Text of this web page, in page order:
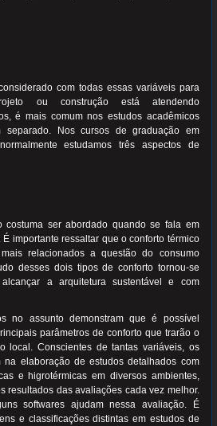
com todas essas variáveis para
ou construção está atendendo
é mais comum nos estudos acadêmicos
Nos cursos de graduação em
estudamos três aspectos de
costuma ser abordado quando se fala em
importante ressaltar que o conforto térmico
relacionados a questão do consumo
desses dois tipos de conforto tornou-se
a arquitetura sustentável e com
no assunto demonstram que é possível
parâmetros de conforto que trarão o
local. Conscientes de tantas variáveis, os
na elaboração de estudos detalhados com
e higrotérmicas em diversos ambientes,
resultados das avaliações cada vez melhor.
softwares ajudam nessa avaliação. É
e classificações distintas em estudos de